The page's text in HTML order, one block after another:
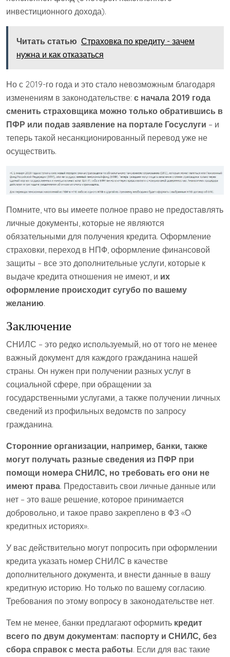
инвестиционного дохода).
Читать статью Страховка по кредиту - зачем
нужна и как отказаться
Но с 2019-го года и это стало невозможным благодаря
изменениям в законодательстве: с начала 2019 года
сменить страховщика можно только обратившись в
ПФР или подав заявление на портале Госуслуги – и
теперь такой несанкционированный перевод уже не
осуществить.
Помните, что вы имеете полное право не предоставлять
личные документы, которые не являются
обязательными для получения кредита. Оформление
страховки, переход в НПФ, оформление финансовой
защиты – все это дополнительные услуги, которые к
выдаче кредита отношения не имеют, и их
оформление происходит сугубо по вашему
желанию.
Заключение
СНИЛС – это редко используемый, но от того не менее
важный документ для каждого гражданина нашей
страны. Он нужен при получении разных услуг в
социальной сфере, при обращении за
государственными услугами, а также получении личных
сведений из профильных ведомств по запросу
гражданина.
Сторонние организации, например, банки, также
могут получать разные сведения из ПФР при
помощи номера СНИЛС, но требовать его они не
имеют права. Предоставить свои личные данные или
нет – это ваше решение, которое принимается
добровольно, и такое право закреплено в ФЗ «О
кредитных историях».
У вас действительно могут попросить при оформлении
кредита указать номер СНИЛС в качестве
дополнительного документа, и внести данные в вашу
кредитную историю. Но только по вашему согласию.
Требования по этому вопросу в законодательстве нет.
Тем не менее, банки предлагают оформить кредит
всего по двум документам: паспорту и СНИЛС, без
сбора справок с места работы. Если для вас такие